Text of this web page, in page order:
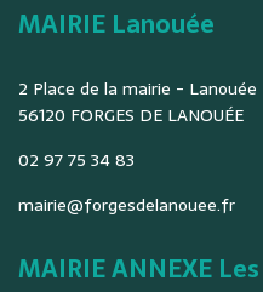
MAIRIE Lanouée
2 Place de la mairie - Lanouée
56120 FORGES DE LANOUÉE
02 97 75 34 83
mairie@forgesdelanouee.fr
MAIRIE ANNEXE